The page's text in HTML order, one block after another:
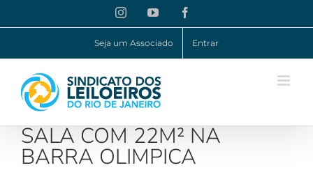
InstagramYouTube
Seja um Associado Entrar
SALA COM 22M² NA
BARRA OLIMPICA